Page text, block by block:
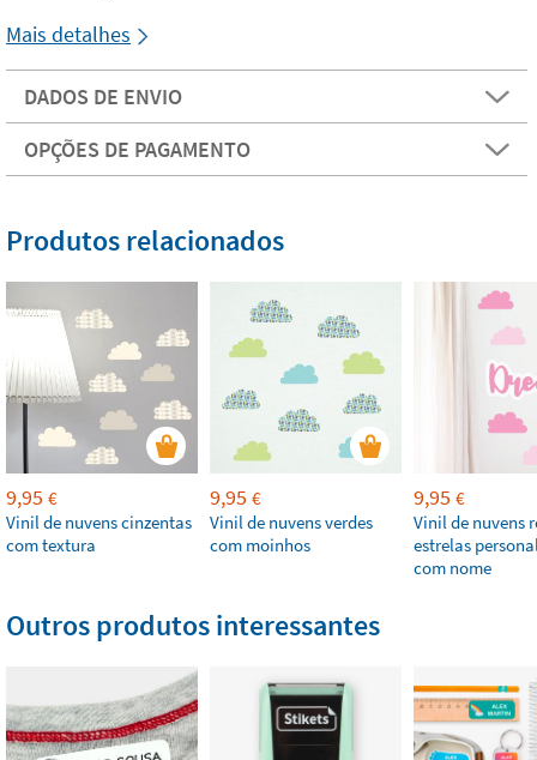
Mais detalhes
DADOS DE ENVIO
OPÇÕES DE PAGAMENTO
Produtos relacionados
9,95 €
Vinil de nuvens cinzentas
com textura
9,95 €
Vinil de nuvens verdes
com moinhos
9,95 €
Vinil de nuvens
estrelas
com nome
Outros produtos interessantes